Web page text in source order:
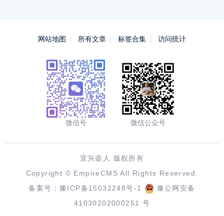
网站地图 所有文章 标签合集 访问统计
微信号 微信公众号
宜兴壶人 版权所有
Copyright © EmpireCMS All Rights Reserved.
备案号：豫ICP备15032248号-1
豫公网安备
41030202000251 号